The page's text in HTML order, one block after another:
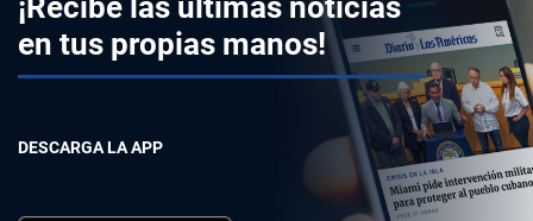
¡Recibe las últimas noticias
en tus propias manos!
DESCARGA LA APP